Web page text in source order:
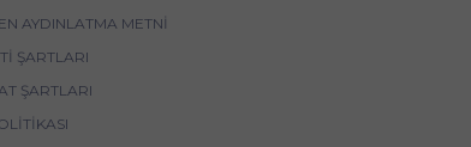
AYDINLATMA METNI
ŞARTLARI
ŞARTLARI